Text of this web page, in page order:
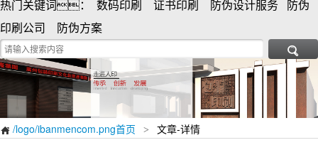
关于/logo/ibanmencom.png
热门关键词： 数码印刷 证书印刷 防伪设计服务 防伪
印刷公司 防伪方案

 /logo/ibanmencom.png首页 > 文章-详情